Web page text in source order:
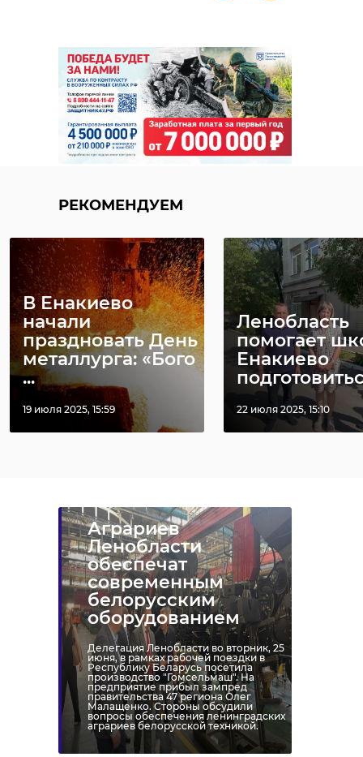
РЕКОМЕНДУЕМ
В Енакиево
начали
праздновать День
металлурга: «Бого
...
19 июля 2025, 15:59
Ленобласть
помогает
Енакиево
22 июля 2025, 15:10
РЕКОМЕНДУЕМ
ночь сгорело два
30 июля 2019, 08:39
Тело
мужчины
30 сентября 2019, 08:32
Ранее аграриев Ленобласти
обещали обеспечить
современным белорусским
оборудованием. Регион намерен
Аграриев
Ленобласти
обеспечат
современным
белорусским
оборудованием
Делегация Ленобласти во вторник, 25
июня, в рамках рабочей поездки в
Республику Беларусь посетила
производство "Гомсельмаш". На
предприятие прибыл зампред
правительства 47 региона Олег
Малащенко. Стороны обсудили
вопросы обеспечения ленинградских
аграриев белорусской техникой.